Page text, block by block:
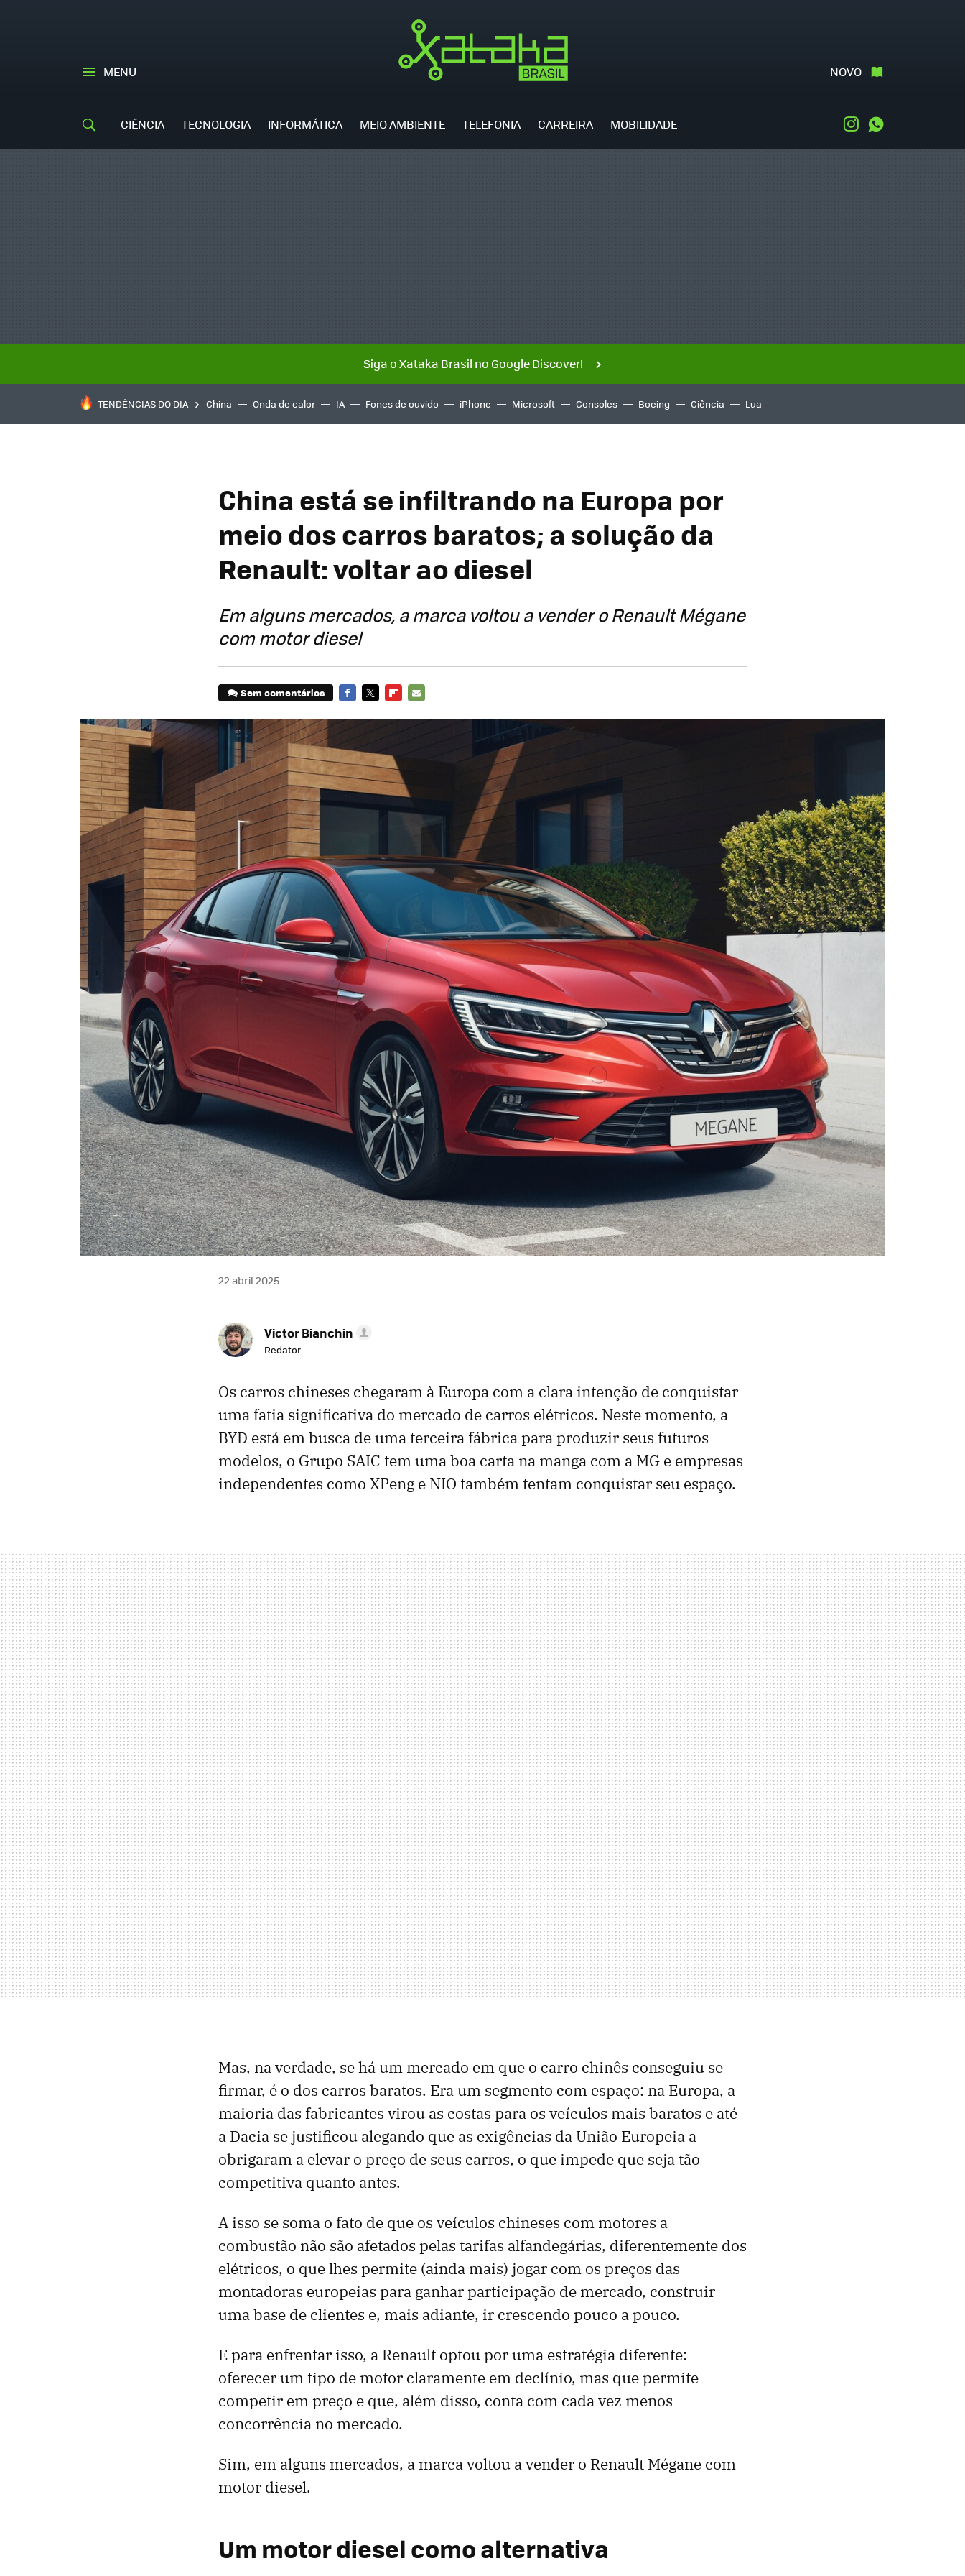
MENU NOVO
CIÊNCIA TECNOLOGIA INFORMÁTICA MEIO AMBIENTE TELEFONIA CARREIRA MOBILIDADE Instagram
Siga o Xataka Brasil no Google Discover!
TENDÊNCIAS DO DIA China Onda de calor IA Fones de ouvido iPhone Microsoft Consoles Boeing Ciência Lua
China está se infiltrando na Europa por
meio dos carros baratos; a solução da
Renault: voltar ao diesel
Em alguns mercados, a marca voltou a vender o Renault Mégane
com motor diesel
Sem comentários
22 abril 2025
Victor Bianchin
Redator
Os carros chineses chegaram à Europa com a clara intenção de conquistar
uma fatia significativa do mercado de carros elétricos. Neste momento, a
BYD está em busca de uma terceira fábrica para produzir seus futuros
modelos, o Grupo SAIC tem uma boa carta na manga com a MG e empresas
independentes como XPeng e NIO também tentam conquistar seu espaço.
Mas, na verdade, se há um mercado em que o carro chinês conseguiu se
firmar, é o dos carros baratos. Era um segmento com espaço: na Europa, a
maioria das fabricantes virou as costas para os veículos mais baratos e até
a Dacia se justificou alegando que as exigências da União Europeia a
obrigaram a elevar o preço de seus carros, o que impede que seja tão
competitiva quanto antes.
A isso se soma o fato de que os veículos chineses com motores a
combustão não são afetados pelas tarifas alfandegárias, diferentemente dos
elétricos, o que lhes permite (ainda mais) jogar com os preços das
montadoras europeias para ganhar participação de mercado, construir
uma base de clientes e, mais adiante, ir crescendo pouco a pouco.
E para enfrentar isso, a Renault optou por uma estratégia diferente:
oferecer um tipo de motor claramente em declínio, mas que permite
competir em preço e que, além disso, conta com cada vez menos
concorrência no mercado.
Sim, em alguns mercados, a marca voltou a vender o Renault Mégane com
motor diesel.
Um motor diesel como alternativa